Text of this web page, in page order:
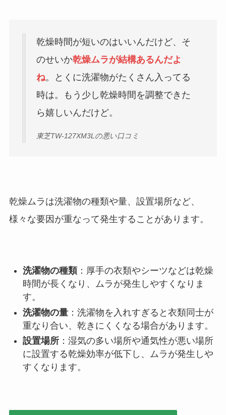
乾燥時間が短いのはいいんだけど、そ
のせいか乾燥ムラが結構あるんだよ
ね。とくに洗濯物がたくさん入ってる
時は。もう少し乾燥時間を調整できた
ら嬉しいんだけど。
東芝TW-127XM3Lの悪い口コミ
乾燥ムラは洗濯物の種類や量、設置場所など、
様々な要因が重なって発生することがあります。
洗濯物の種類：厚手の衣類やシーツなどは乾燥
時間が長くなり、ムラが発生しやすくなりま
す。
洗濯物の量：洗濯物を入れすぎると衣類同士が
重なり合い、乾きにくくなる場合があります。
設置場所：湿気の多い場所や通気性が悪い場所
に設置する乾燥効率が低下し、ムラが発生しや
すくなります。